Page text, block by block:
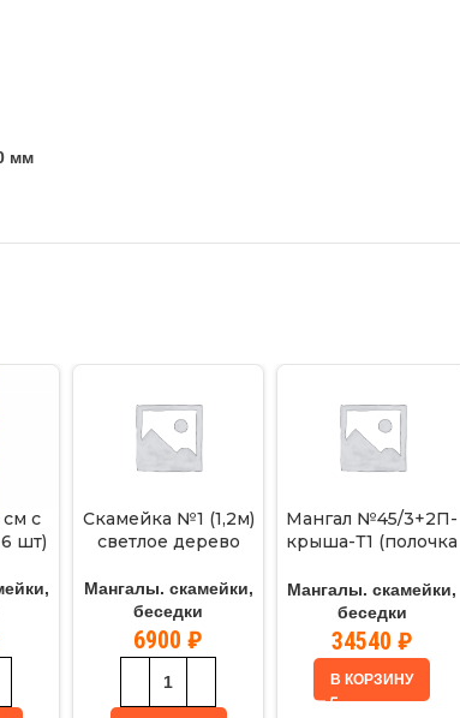
мм
с
шт)
Скамейка №1 (1,2м)
светлое дерево
Мангалы. скамейки,
беседки
6900₽
Мангал №45/3+2П-
крыша-Т1 (полочка
Мангалы. скамейки,
беседки
34540 ₽
В КОРЗИНУ